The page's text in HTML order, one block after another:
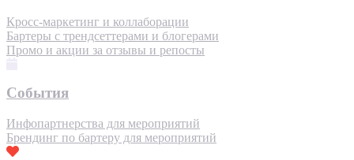
Кросс-маркетинг и коллаборации
Бартеры с трендсеттерами и блогерами
Промо и акции за отзывы и репосты
События
Инфопартнерства для мероприятий
Брендинг по бартеру для мероприятий